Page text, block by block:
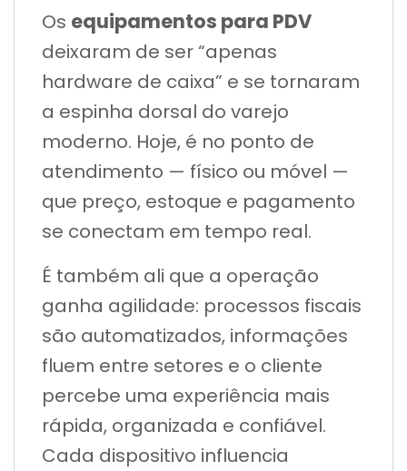
Os equipamentos para PDV
deixaram de ser “apenas
hardware de caixa” e se tornaram
a espinha dorsal do varejo
moderno. Hoje, é no ponto de
atendimento — físico ou móvel —
que preço, estoque e pagamento
se conectam em tempo real.
É também ali que a operação
ganha agilidade: processos fiscais
são automatizados, informações
fluem entre setores e o cliente
percebe uma experiência mais
rápida, organizada e confiável.
Cada dispositivo influencia